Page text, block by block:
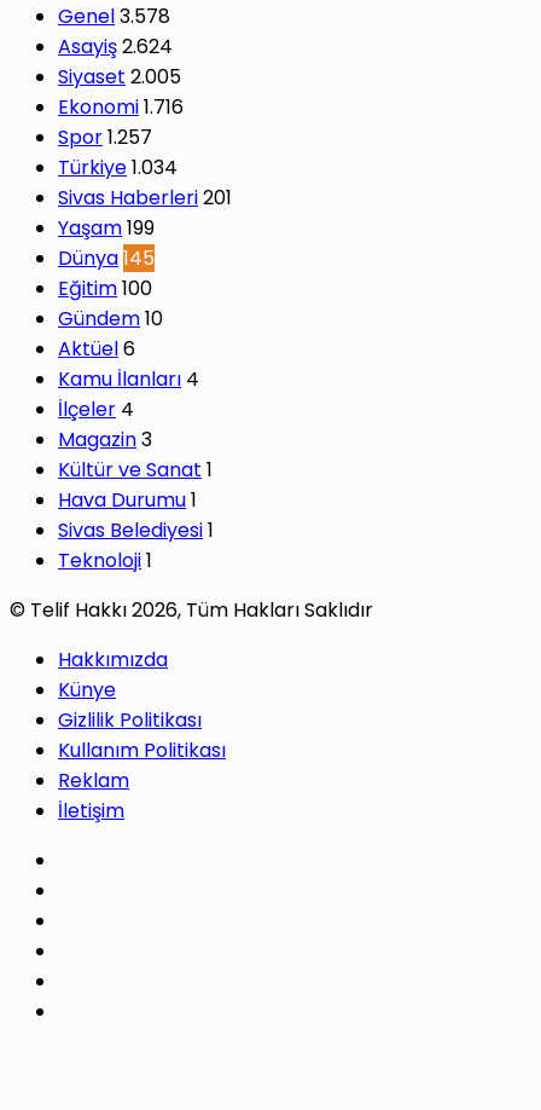
Genel3.578
Asayiş2.624
Siyaset 2.005
Ekonomi1.716
Spor1.257
Türkiye1.034
Sivas Haberleri201
Yaşam199
Dünya145
Eğitim100
Gündem10
Aktüel6
Kamu İlanları 4
İlçeler 4
Magazin3
Kültür ve Sanat 1
Hava Durumu1
Sivas Belediyesi1
Teknoloji1
© Telif Hakkı 2026, Tüm Hakları Saklıdır
Hakkımızda
Künye
Gizlilik Politikası
Kullanım Politikası
Reklam
İletişim